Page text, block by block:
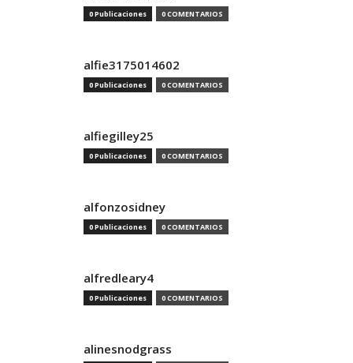
0 Publicaciones 0 COMENTARIOS
alfie3175014602
0 Publicaciones 0 COMENTARIOS
alfiegilley25
0 Publicaciones 0 COMENTARIOS
alfonzosidney
0 Publicaciones 0 COMENTARIOS
alfredleary4
0 Publicaciones 0 COMENTARIOS
alinesnodgrass